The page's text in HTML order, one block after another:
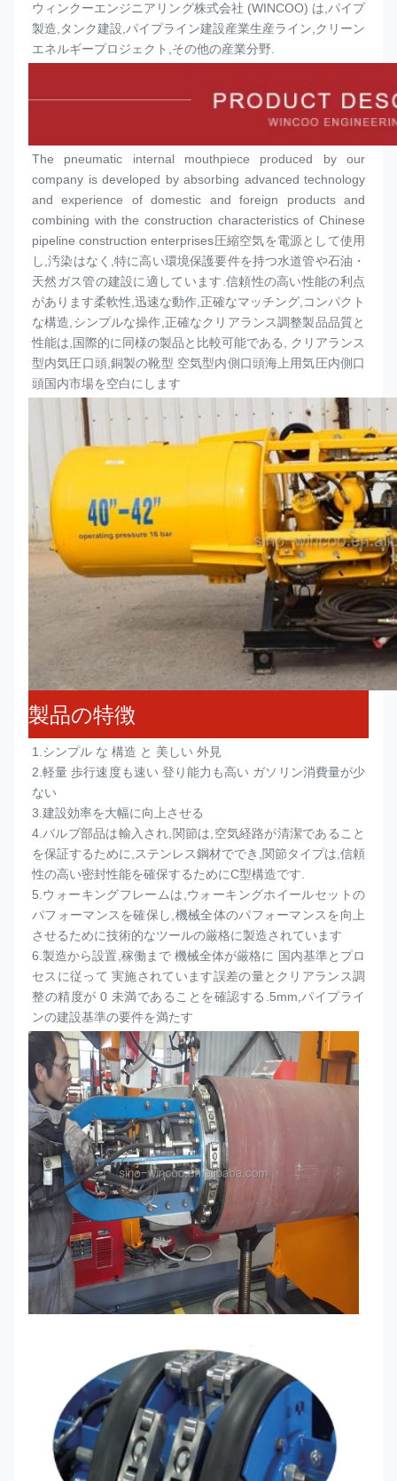
ウィンクーエンジニアリング株式会社 (WINCOO) は,パイプ
製造,タンク建設,パイプライン建設産業生産ライン,クリーン
エネルギープロジェクト,その他の産業分野.
The pneumatic internal mouthpiece produced by our
company is developed by absorbing advanced technology
and experience of domestic and foreign products and
combining with the construction characteristics of Chinese
pipeline construction enterprises圧縮空気を電源として使用
し,汚染はなく,特に高い環境保護要件を持つ水道管や石油・
天然ガス管の建設に適しています.信頼性の高い性能の利点
があります柔軟性,迅速な動作,正確なマッチング,コンパクト
な構造,シンプルな操作,正確なクリアランス調整製品品質と
性能は,国際的に同様の製品と比較可能である, クリアランス
型内気圧口頭,銅製の靴型 空気型内側口頭海上用気圧内側口
頭国内市場を空白にします
製品の特徴
1. シンプル な 構造 と 美しい 外見
2. 軽量 歩行速度も速い 登り能力も高い ガソリン消費量が少
ない
3. 建設効率を大幅に向上させる
4. バルブ部品は輸入され,関節は,空気経路が清潔であること
を保証するために,ステンレス鋼材ででき,関節タイプは,信頼
性の高い密封性能を確保するためにC型構造です.
5. ウォーキングフレームは,ウォーキングホイールセットの
パフォーマンスを確保し,機械全体のパフォーマンスを向上
させるために技術的なツールの厳格に製造されています
6. 製造から設置,稼働まで 機械全体が厳格に 国内基準とプロ
セスに従って 実施されています誤差の量とクリアランス調
整の精度が 0 未満であることを確認する.5mm,パイプライ
ンの建設基準の要件を満たす